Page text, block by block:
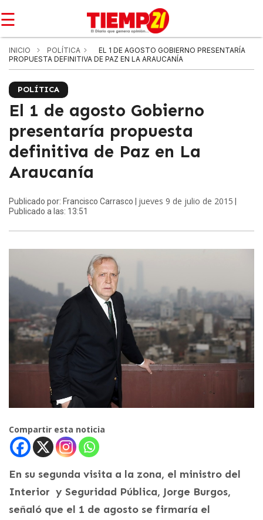
☰
INICIO POLÍTICA
EL 1 DE AGOSTO GOBIERNO PRESENTARÍA
PROPUESTA DEFINITIVA DE PAZ EN LA ARAUCANÍA
POLÍTICA
El 1 de agosto Gobierno
presentaría propuesta
definitiva de Paz en La
Araucanía
Publicado por: Francisco Carrasco | jueves 9 de julio de 2015
Publicado a las: 13:51
Compartir esta noticia
En su segunda visita a la zona, el ministro del
Interior y Seguridad Pública, Jorge Burgos,
señaló que el 1 de agosto se firmaría el